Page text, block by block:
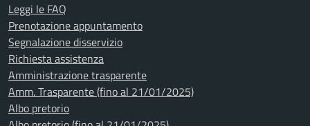
Leggi le FAQ
Prenotazione appuntamento
Segnalazione disservizio
Richiesta assistenza
Amministrazione trasparente
Amm. Trasparente (fino al 21/01/2025)
Albo pretorio